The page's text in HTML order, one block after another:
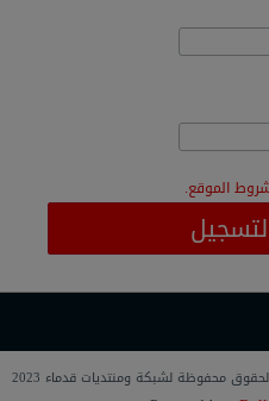
الموقع.
محفوظة لشبكة ومنتديات قدماء 2023